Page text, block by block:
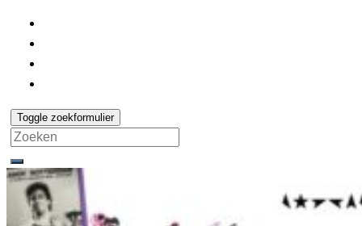
Toggle zoekformulier
Search
for: